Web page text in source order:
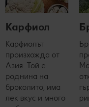
Карфиол
Карфиолът
произхожда от
Азия. Той е
роднина на
броколито, има
лек вкус и много